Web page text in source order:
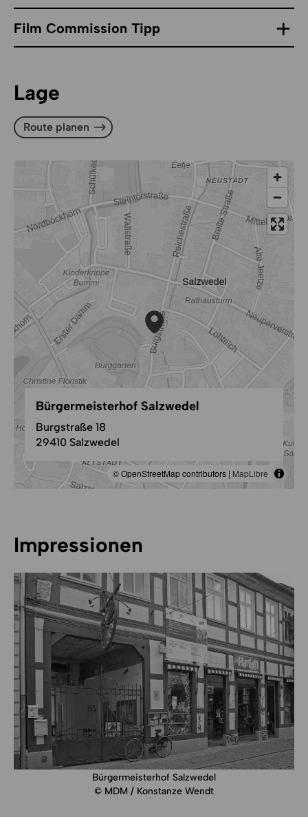
Film Commission Tipp
Lage
Route planen
© OpenStreetMap contributors | MapLibre
Bürgermeisterhof Salzwedel
Burgstraße 18
29410 Salzwedel
Impressionen
Bürgermeisterhof Salzwedel
© MDM / Konstanze Wendt